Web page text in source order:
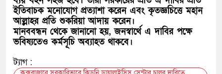
ইতিবাচক মনোযোগ প্রত্যাশা করেন এবং কৃতজ্ঞচিত্তে মহান
আল্লাহর প্রতি শুকরিয়া আদায় করেন।
মানববন্ধন থেকে জানানো হয়, জনস্বার্থে এ দাবির পক্ষে
ভবিষ্যতেও কর্মসূচি অব্যাহত থাকবে।
ট্যাগ :